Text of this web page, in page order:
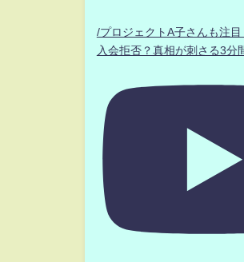
/プロジェクトA子さんも
入会拒否？真相が刺さる3分